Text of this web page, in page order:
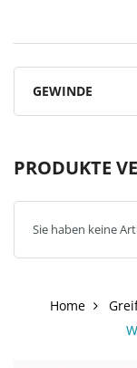
GEWINDE
PRODUKTE
Sie haben keine
Home